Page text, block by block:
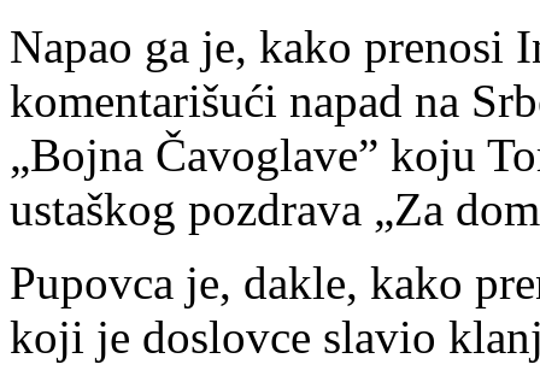
Napao ga je, kako prenosi
komentarišući napad na
„Bojna Čavoglave” koju
ustaškog pozdrava „Za
Pupovca je, dakle, kako
koji je doslovce slavio